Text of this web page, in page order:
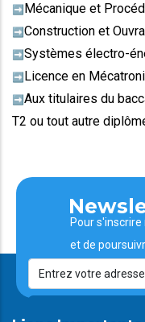
➡️ Mécanique et
➡️ Construction et
➡️ Systèmes électro-
➡️ Licence en
➡️ Aux titulaires du
T2 ou tout autre
Pour
et de